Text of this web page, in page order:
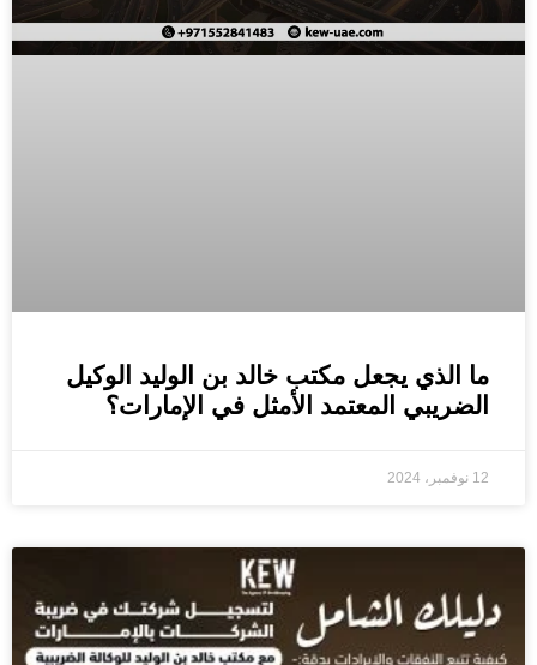
ما الذي يجعل مكتب خالد بن الوليد الوكيل
الضريبي المعتمد الأمثل في الإمارات؟
12 نوفمبر، 2024